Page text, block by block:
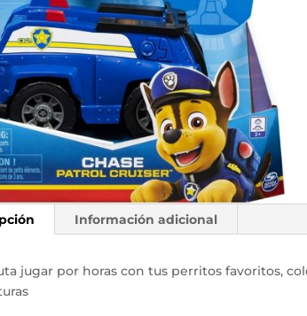
Información adicional
jugar por horas con tus perritos favoritos,